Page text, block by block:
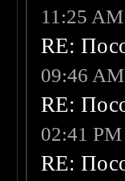
11:25 AM
RE:
09:46 AM
RE:
02:41 PM
RE: